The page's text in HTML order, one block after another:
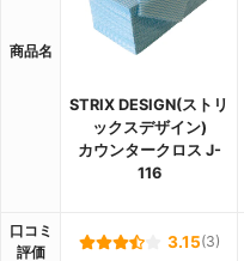
商品名
STRIX DESIGN(ストリ
ックスデザイン)
カウンタークロス J-
116
口コミ
評価
3.15(3)